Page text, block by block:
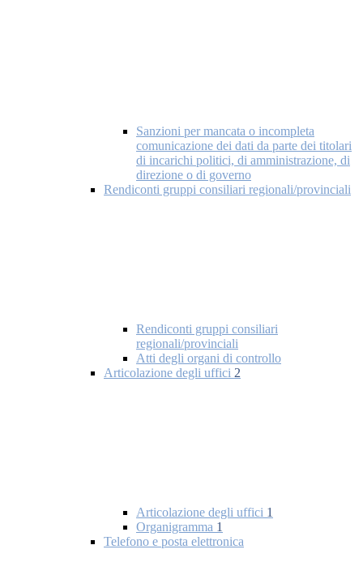
Sanzioni per mancata o incompleta
comunicazione dei dati da parte dei titolari
di incarichi politici, di amministrazione, di
direzione o di governo
Rendiconti gruppi consiliari regionali/provinciali
Rendiconti gruppi consiliari
regionali/provinciali
Atti degli organi di controllo
Articolazione degli uffici 2
Articolazione degli uffici 1
Organigramma 1
Telefono e posta elettronica